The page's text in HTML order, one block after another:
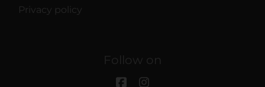
Privacy policy
Follow on